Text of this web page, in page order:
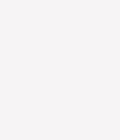
Les